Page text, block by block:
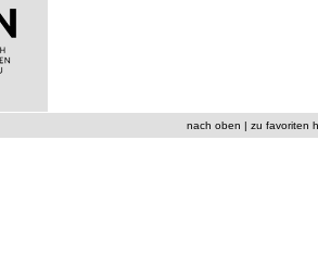
nach oben | zu favoriten